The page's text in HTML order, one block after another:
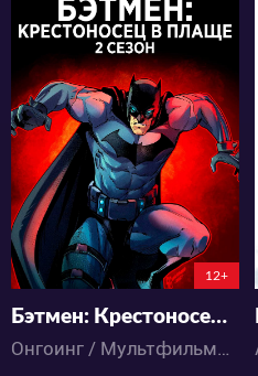
5889
21 9
12+
Бэтмен: Крестоносец в плаще 2 сезон
Онгоинг / Мультфильмы / Боевик / Драма / Приключения / Фантастика / Фэнтези